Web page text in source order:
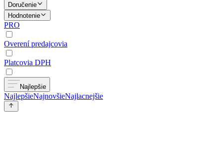
Doručenie
Hodnotenie
PRO
Overení predajcovia
Platcovia DPH
Najlepšie
NajlepšieNajnovšieNajlacnejšie